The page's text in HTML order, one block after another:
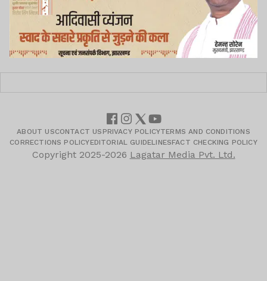
ABOUT USCONTACT US PRIVACY POLICYTERMS AND CONDITIONS
CORRECTIONS POLICYEDITORIAL GUIDELINESFACT CHECKING POLICY
Copyright 2025-2026 Lagatar Media Pvt. Ltd.